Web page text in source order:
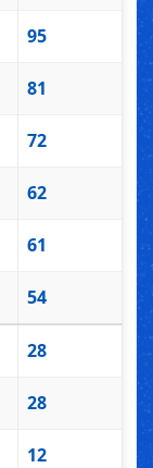
95
81
72
62
61
54
28
28
12